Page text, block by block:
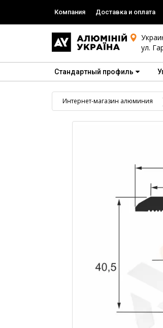
Компания Доставка и оплата
ул.
Стандартный профиль
Интернет-магазин алюминия